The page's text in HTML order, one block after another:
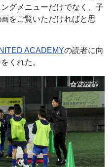
グメニューだけでなく、子
をご覧いただければと思
ACADEMYの読者に向
くれた。